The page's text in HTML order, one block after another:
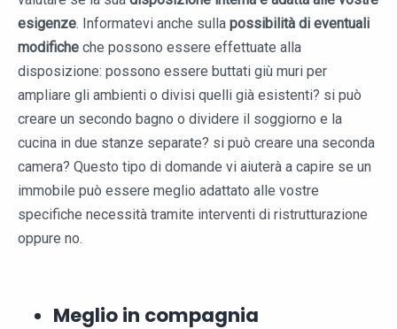
esigenze. Informatevi anche sulla possibilità di eventuali
modifiche che possono essere effettuate alla
disposizione: possono essere buttati giù muri per
ampliare gli ambienti o divisi quelli già esistenti? si può
creare un secondo bagno o dividere il soggiorno e la
cucina in due stanze separate? si può creare una seconda
camera? Questo tipo di domande vi aiuterà a capire se un
immobile può essere meglio adattato alle vostre
specifiche necessità tramite interventi di ristrutturazione
oppure no.
Meglio in compagnia